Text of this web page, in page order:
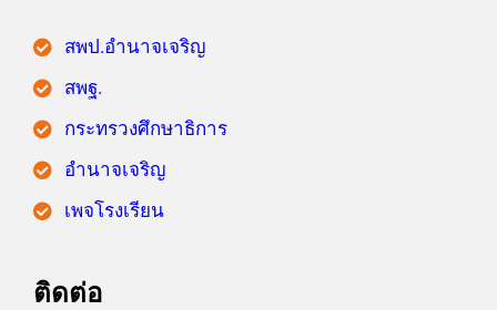
สพป.อำนาจเจริญ
สพฐ.
กระทรวงศึกษาธิการ
อำนาจเจริญ
เพจโรงเรียน
ติดต่อ